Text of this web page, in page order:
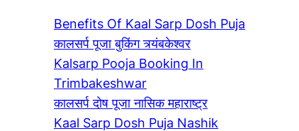
Benefits Of Kaal Sarp Dosh Puja
कालसर्प पूजा बुकिंग त्र्यंबकेश्वर
Kalsarp Pooja Booking In
Trimbakeshwar
कालसर्प दोष पूजा नासिक महाराष्ट्र
Kaal Sarp Dosh Puja Nashik